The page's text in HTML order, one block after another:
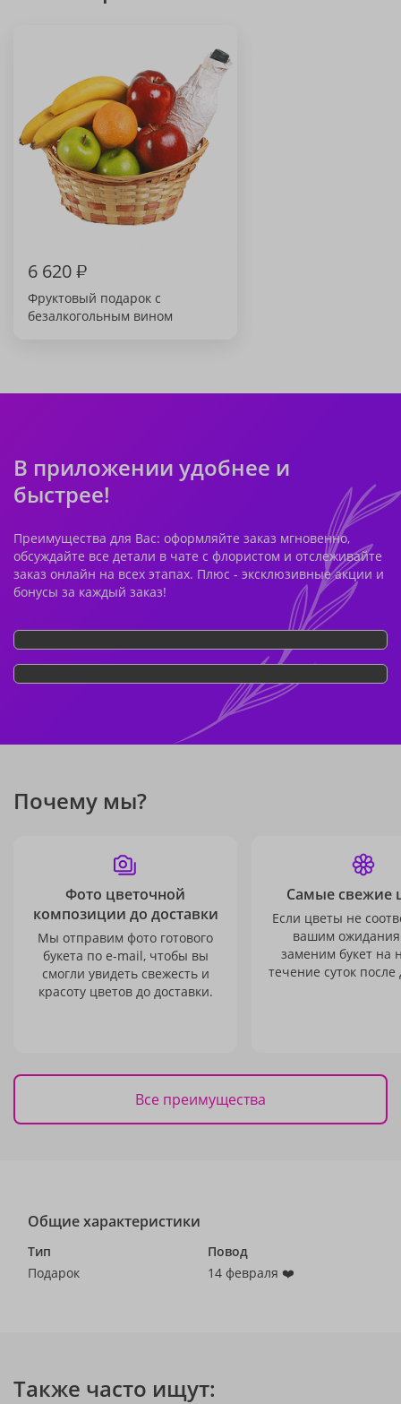
6 620₽
Фруктовый подарок с
безалкогольным вином
В приложении удобнее и
быстрее!
Преимущества для Вас: оформляйте заказ мгновенно,
обсуждайте все детали в чате с флористом и отслеживайте
заказ онлайн на всех этапах. Плюс - эксклюзивные акции и
бонусы за каждый заказ!
Почему мы?
Фото цветочной
композиции до доставки
Мы отправим фото готового
букета по e-mail, чтобы вы
смогли увидеть свежесть и
красоту цветов до доставки.
Самые свежие
Если цветы не
вашим
заменим букет на
течение суток после
Все преимущества
Общие характеристики
Тип
Подарок
Повод
14 февраля ❤️
Также часто ищут: